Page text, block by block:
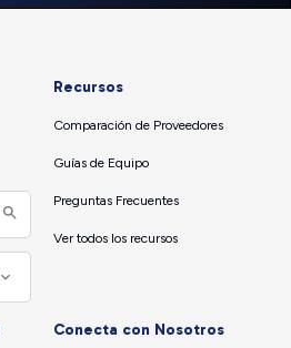
Recursos
Comparación de Proveedores
Guías de Equipo
Preguntas Frecuentes
Ver todos los recursos
Conecta con Nosotros